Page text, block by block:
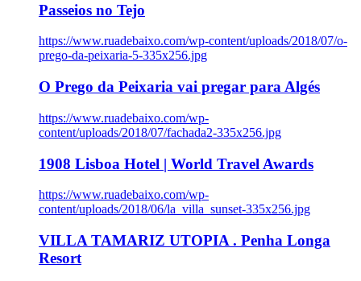
Passeios no Tejo
https://www.ruadebaixo.com/wp-content/uploads/2018/07/o-
prego-da-peixaria-5-335x256.jpg
O Prego da Peixaria vai pregar para Algés
https://www.ruadebaixo.com/wp-
content/uploads/2018/07/fachada2-335x256.jpg
1908 Lisboa Hotel | World Travel Awards
https://www.ruadebaixo.com/wp-
content/uploads/2018/06/la_villa_sunset-335x256.jpg
VILLA TAMARIZ UTOPIA . Penha Longa
Resort